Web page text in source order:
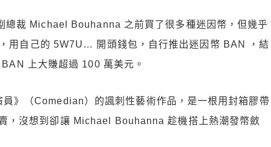
總裁 Michael Bouhanna 之前買了很多種迷因幣，但幾乎
用自己的 5W7U… 開頭錢包，自行推出迷因幣 BAN ，結
上大賺超過 100 萬美元。
》（Comedian）的諷刺性藝術作品，是一根用封箱膠帶
，沒想到卻讓 Michael Bouhanna 趁機搭上熱潮發幣斂